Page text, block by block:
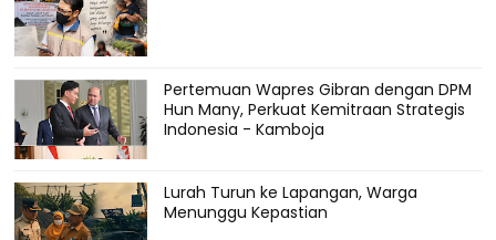
Pertemuan Wapres Gibran dengan DPM
Hun Many, Perkuat Kemitraan Strategis
Indonesia - Kamboja
Lurah Turun ke Lapangan, Warga
Menunggu Kepastian